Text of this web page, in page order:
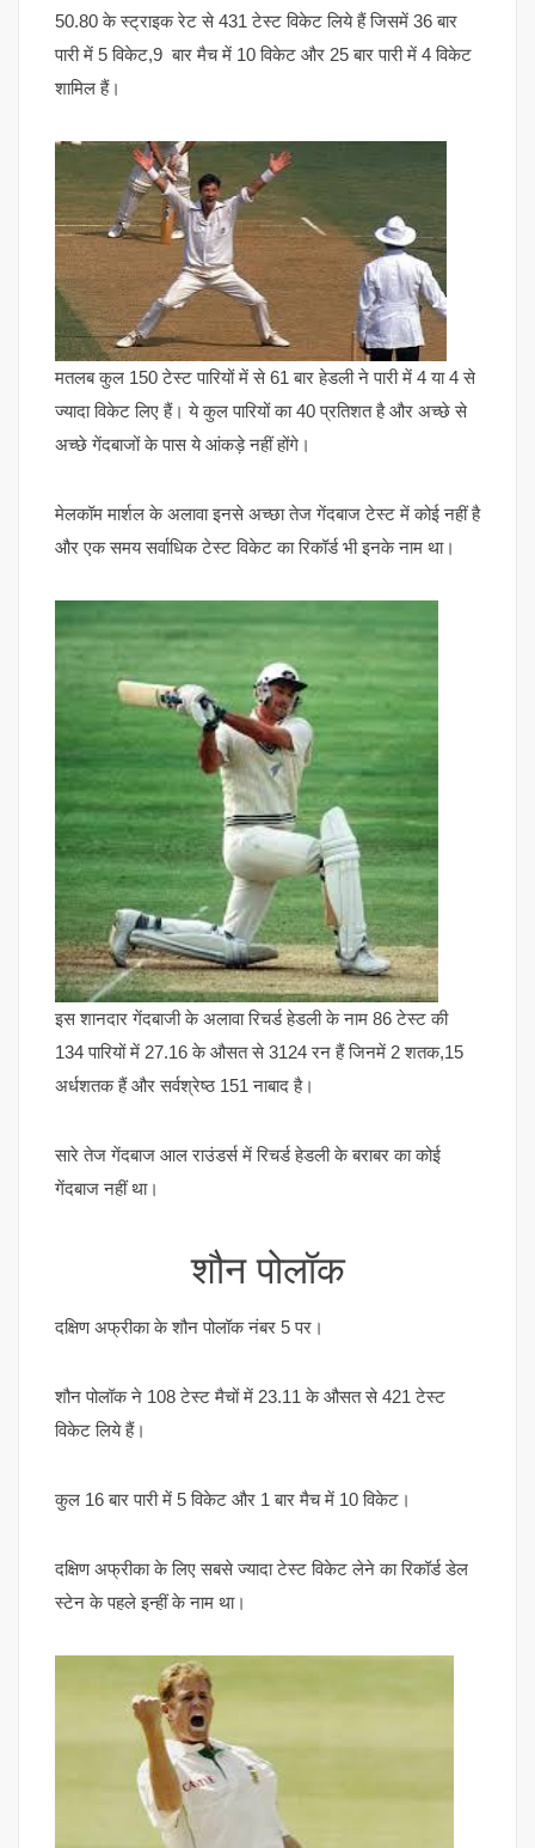
50.80 के स्ट्राइक रेट से 431 टेस्ट विकेट लिये हैं जिसमें 36 बार
पारी में 5 विकेट,9 बार मैच में 10 विकेट और 25 बार पारी में 4 विकेट
शामिल हैं।
मतलब कुल 150 टेस्ट पारियों में से 61 बार हेडली ने पारी में 4 या 4 से
ज्यादा विकेट लिए हैं। ये कुल पारियों का 40 प्रतिशत है और अच्छे से
अच्छे गेंदबाजों के पास ये आंकड़े नहीं होंगे।
मेलकॉम मार्शल के अलावा इनसे अच्छा तेज गेंदबाज टेस्ट में कोई नहीं है
और एक समय सर्वाधिक टेस्ट विकेट का रिकॉर्ड भी इनके नाम था।
इस शानदार गेंदबाजी के अलावा रिचर्ड हेडली के नाम 86 टेस्ट की
134 पारियों में 27.16 के औसत से 3124 रन हैं जिनमें 2 शतक,15
अर्धशतक हैं और सर्वश्रेष्ठ 151 नाबाद है।
सारे तेज गेंदबाज आल राउंडर्स में रिचर्ड हेडली के बराबर का कोई
गेंदबाज नहीं था।
शौन पोलॉक
दक्षिण अफ्रीका के शौन पोलॉक नंबर 5 पर।
शौन पोलॉक ने 108 टेस्ट मैचों में 23.11 के औसत से 421 टेस्ट
विकेट लिये हैं।
कुल 16 बार पारी में 5 विकेट और 1 बार मैच में 10 विकेट।
दक्षिण अफ्रीका के लिए सबसे ज्यादा टेस्ट विकेट लेने का रिकॉर्ड डेल
स्टेन के पहले इन्हीं के नाम था।